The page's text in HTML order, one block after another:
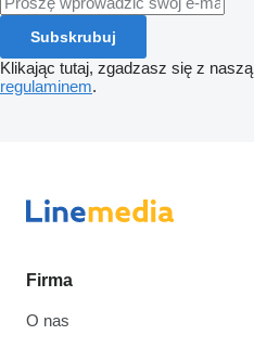
Subskrubuj
Klikając tutaj, zgadzasz się z naszą
regulaminem.
Firma
O nas